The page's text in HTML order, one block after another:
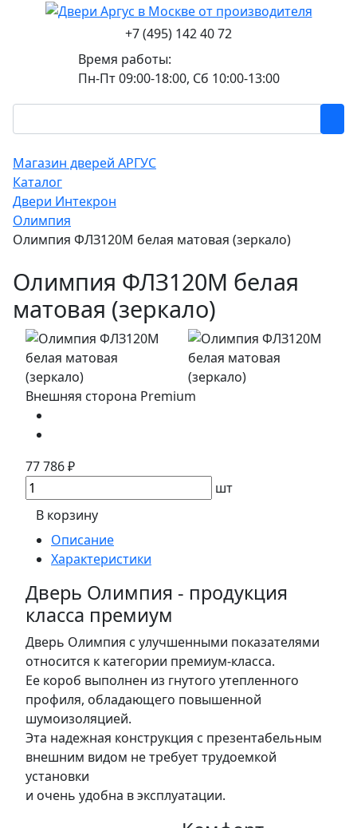
+7 (495) 142 40 72
Время работы:
Пн-Пт 09:00-18:00, Сб 10:00-13:00
Магазин дверей АРГУС
Каталог
Двери Интекрон
Олимпия
Олимпия ФЛЗ120М белая матовая (зеркало)
Олимпия ФЛЗ120М белая
матовая (зеркало)
Внешняя сторона Premium
77 786 ₽
шт
В корзину
Описание
Характеристики
Дверь Олимпия - продукция
класса премиум
Дверь Олимпия с улучшенными показателями
относится к категории премиум-класса.
Ее короб выполнен из гнутого утепленного
профиля, обладающего повышенной
шумоизоляцией.
Эта надежная конструкция с презентабельным
внешним видом не требует трудоемкой
установки
и очень удобна в эксплуатации.